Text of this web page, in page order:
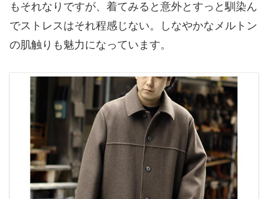
もそれなりですが、着てみると意外とすっと馴染ん
でストレスはそれ程感じない。しなやかなメルトン
の肌触りも魅力になっています。